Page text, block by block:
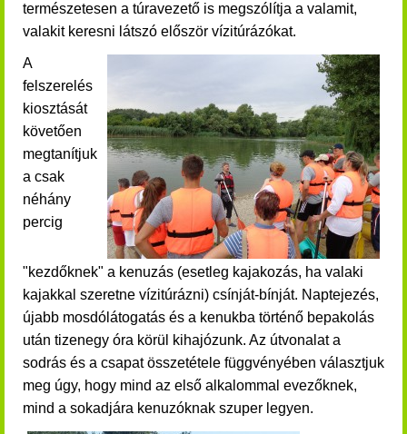
természetesen a túravezető is megszólítja a valamit,
valakit keresni látszó először vízitúrázókat.
A
felszerelés
kiosztását
követően
megtanítjuk
a csak
néhány
percig
"kezdőknek" a kenuzás (esetleg kajakozás, ha valaki
kajakkal szeretne vízitúrázni) csínját-bínját. Naptejezés,
újabb mosdólátogatás és a kenukba történő bepakolás
után tizenegy óra körül kihajózunk. Az útvonalat a
sodrás és a csapat összetétele függvényében választjuk
meg úgy, hogy mind az első alkalommal evezőknek,
mind a sokadjára kenuzóknak szuper legyen.